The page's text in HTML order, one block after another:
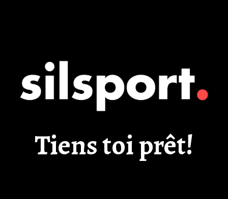
Tiens toi prêt!